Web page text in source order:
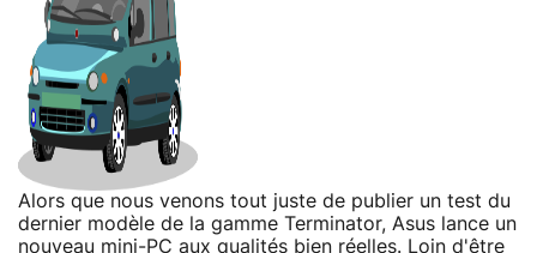
Alors que nous venons tout juste de publier un test du
dernier modèle de la gamme Terminator, Asus lance un
nouveau mini-PC aux qualités bien réelles. Loin d'être